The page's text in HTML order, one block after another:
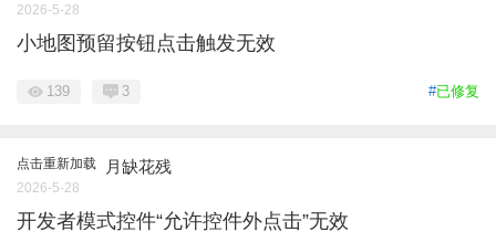
2026-5-28
小地图预留按钮点击触发无效
#已修复
139 3
点击重新加载 月缺花残
2026-5-28
开发者模式控件“允许控件外点击”无效